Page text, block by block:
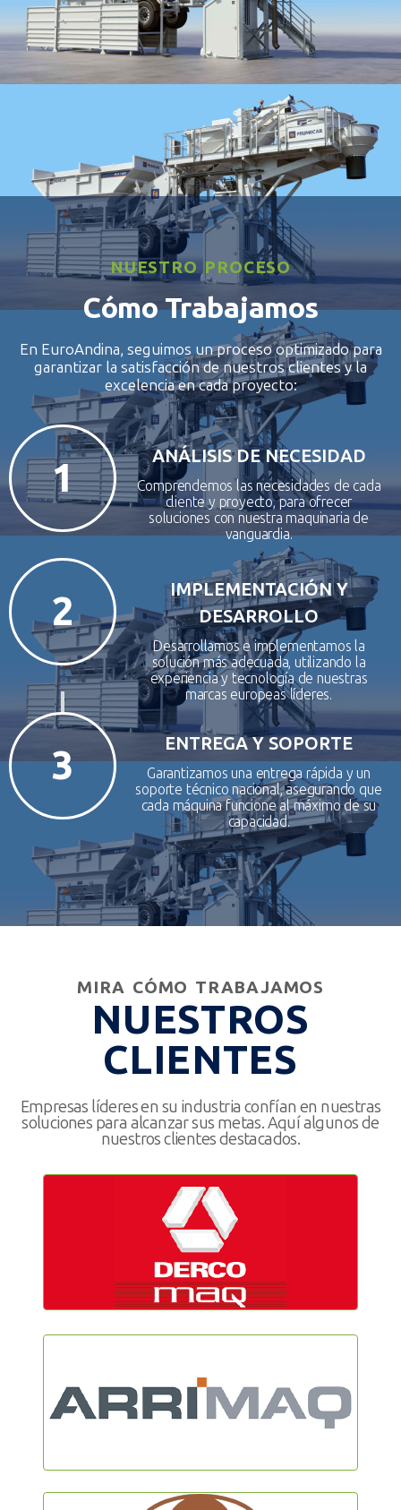
WET1000
NUESTRO PROCESO
Cómo Trabajamos
En EuroAndina, seguimos un proceso optimizado para
garantizar la satisfacción de nuestros clientes y la
excelencia en cada proyecto:
1 ANÁLISIS DE NECESIDAD
Comprendemos las necesidades de cada
cliente y proyecto, para ofrecer
soluciones con nuestra maquinaria de
vanguardia.
2
IMPLEMENTACIÓN Y
DESARROLLO
Desarrollamos e implementamos la
solución más adecuada, utilizando la
experiencia y tecnología de nuestras
marcas europeas líderes.
3 ENTREGA Y SOPORTE
Garantizamos una entrega rápida y un
soporte técnico nacional, asegurando que
cada máquina funcione al máximo de su
capacidad.
MIRA CÓMO TRABAJAMOS
NUESTROS
CLIENTES
Empresas líderes en su industria confían en nuestras
soluciones para alcanzar sus metas. Aquí algunos de
nuestros clientes destacados.